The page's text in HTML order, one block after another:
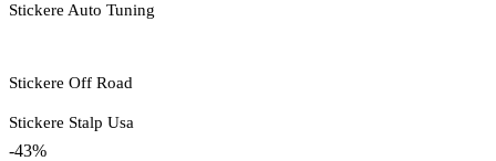
Stickere Auto Tuning
Stickere Off Road
Stickere Stalp Usa
-43%